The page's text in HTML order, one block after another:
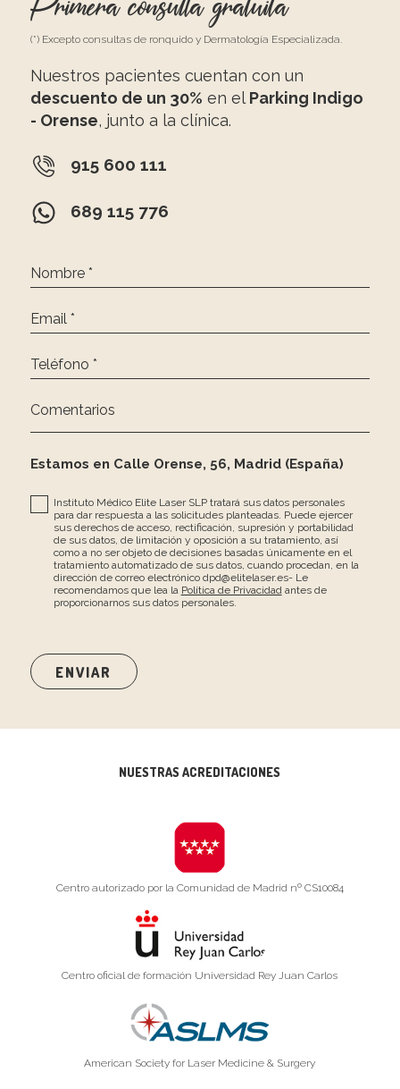
(*) Excepto consultas de ronquido y Dermatología Especializada.
Nuestros pacientes cuentan con un
descuento de un 30% en el Parking Indigo
- Orense, junto a la clínica.
915 600 111
689 115 776
Nombre *
Email *
Teléfono *
Comentarios
Estamos en Calle Orense, 56, Madrid (España)
Instituto Médico Elite Laser SLP tratará sus datos personales
para dar respuesta a las solicitudes planteadas. Puede ejercer
sus derechos de acceso, rectificación, supresión y portabilidad
de sus datos, de limitación y oposición a su tratamiento, así
como a no ser objeto de decisiones basadas únicamente en el
tratamiento automatizado de sus datos, cuando procedan, en la
dirección de correo electrónico dpd@elitelaser.es- Le
recomendamos que lea la Política de Privacidadantes de
proporcionarnos sus datos personales.
NUESTRAS ACREDITACIONES
Centro autorizado por la Comunidad de Madrid nº CS10084
Centro oficial de formación Universidad Rey Juan Carlos
American Society for Laser Medicine & Surgery